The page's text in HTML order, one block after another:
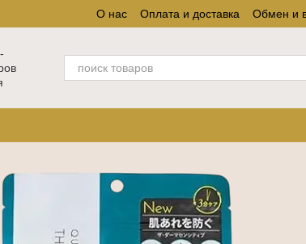
О нас Оплата и доставка Обмен и